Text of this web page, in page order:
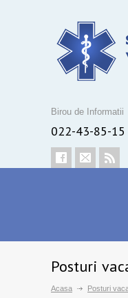
Birou de Informatii
022-43-85-15
Posturi
Acasa Posturi